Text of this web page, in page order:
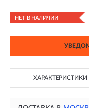
НЕТ В НАЛИЧИИ
ХАРАКТЕРИСТИКИ